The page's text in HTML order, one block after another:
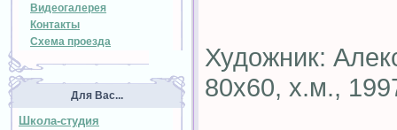
Видеогалерея
Контакты
Схема проезда
Для Вас...
Школа-студия
Художник:
80х60, х.м.,